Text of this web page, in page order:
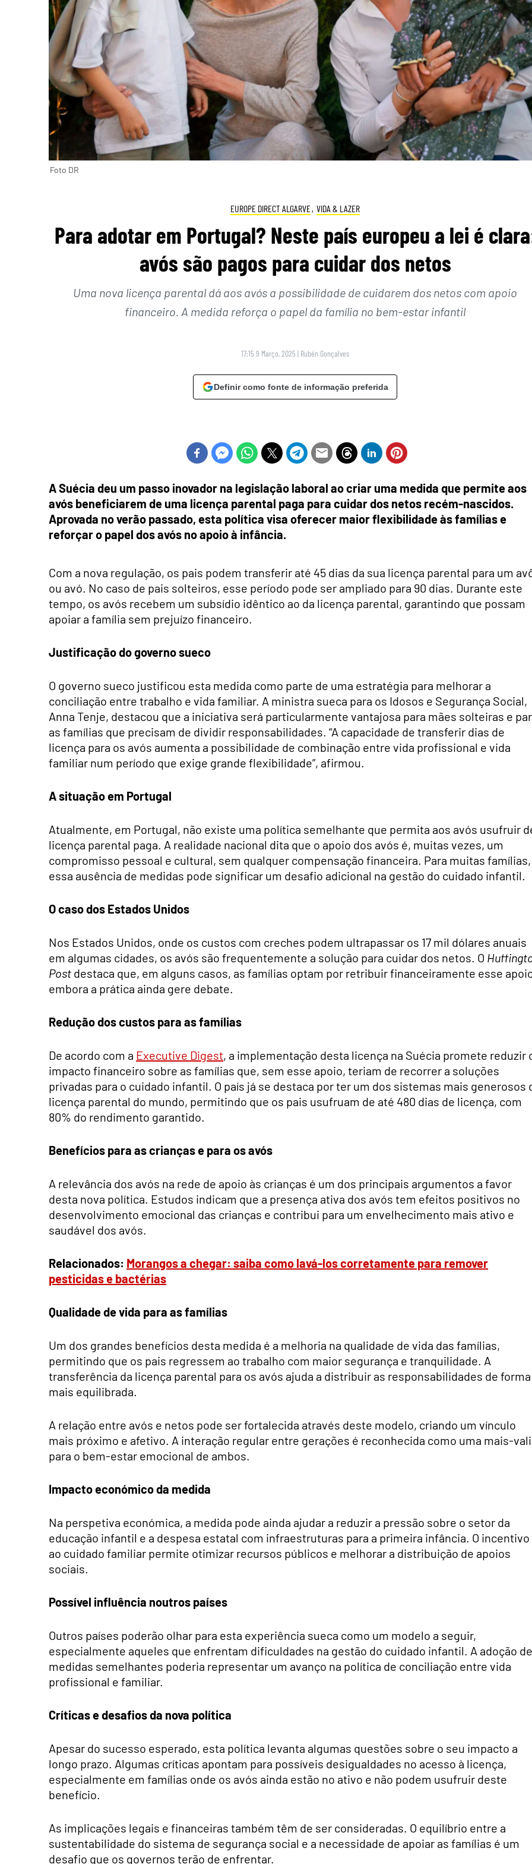
Foto DR
EUROPE DIRECT ALGARVE, VIDA & LAZER
Para adotar em Portugal? Neste país europeu a lei é
avós são pagos para cuidar dos netos
Uma nova licença parental dá aos avós a possibilidade de cuidarem dos netos com apoio
financeiro. A medida reforça o papel da família no bem-estar infantil
17:15 9 Março, 2025 | Rubén Gonçalves
Definir como fonte de informação preferida
A Suécia deu um passo inovador na legislação laboral ao criar uma medida que permite aos
avós beneficiarem de uma licença parental paga para cuidar dos netos recém-nascidos.
Aprovada no verão passado, esta política visa oferecer maior flexibilidade às famílias e
reforçar o papel dos avós no apoio à infância.
Com a nova regulação, os pais podem transferir até 45 dias da sua licença parental para um
ou avó. No caso de pais solteiros, esse período pode ser ampliado para 90 dias. Durante este
tempo, os avós recebem um subsídio idêntico ao da licença parental, garantindo que possam
apoiar a família sem prejuízo financeiro.
Justificação do governo sueco
O governo sueco justificou esta medida como parte de uma estratégia para melhorar a
conciliação entre trabalho e vida familiar. A ministra sueca para os Idosos e Segurança Social,
Anna Tenje, destacou que a iniciativa será particularmente vantajosa para mães solteiras e
as famílias que precisam de dividir responsabilidades. “A capacidade de transferir dias de
licença para os avós aumenta a possibilidade de combinação entre vida profissional e vida
familiar num período que exige grande flexibilidade”, afirmou.
A situação em Portugal
Atualmente, em Portugal, não existe uma política semelhante que permita aos avós usufruir
licença parental paga. A realidade nacional dita que o apoio dos avós é, muitas vezes, um
compromisso pessoal e cultural, sem qualquer compensação financeira. Para muitas famílias,
essa ausência de medidas pode significar um desafio adicional na gestão do cuidado infantil.
O caso dos Estados Unidos
Nos Estados Unidos, onde os custos com creches podem ultrapassar os 17 mil dólares anuais
em algumas cidades, os avós são frequentemente a solução para cuidar dos netos. O
Post destaca que, em alguns casos, as famílias optam por retribuir financeiramente esse
embora a prática ainda gere debate.
Redução dos custos para as famílias
De acordo com a Executive Digest, a implementação desta licença na Suécia promete reduzir
impacto financeiro sobre as famílias que, sem esse apoio, teriam de recorrer a soluções
privadas para o cuidado infantil. O país já se destaca por ter um dos sistemas mais generosos
licença parental do mundo, permitindo que os pais usufruam de até 480 dias de licença, com
80% do rendimento garantido.
Benefícios para as crianças e para os avós
A relevância dos avós na rede de apoio às crianças é um dos principais argumentos a favor
desta nova política. Estudos indicam que a presença ativa dos avós tem efeitos positivos no
desenvolvimento emocional das crianças e contribui para um envelhecimento mais ativo e
saudável dos avós.
Relacionados: Morangos a chegar: saiba como lavá-los corretamente para remover
pesticidas e bactérias
Qualidade de vida para as famílias
Um dos grandes benefícios desta medida é a melhoria na qualidade de vida das famílias,
permitindo que os pais regressem ao trabalho com maior segurança e tranquilidade. A
transferência da licença parental para os avós ajuda a distribuir as responsabilidades de forma
mais equilibrada.
A relação entre avós e netos pode ser fortalecida através deste modelo, criando um vínculo
mais próximo e afetivo. A interação regular entre gerações é reconhecida como uma mais-
para o bem-estar emocional de ambos.
Impacto económico da medida
Na perspetiva económica, a medida pode ainda ajudar a reduzir a pressão sobre o setor da
educação infantil e a despesa estatal com infraestruturas para a primeira infância. O incentivo
ao cuidado familiar permite otimizar recursos públicos e melhorar a distribuição de apoios
sociais.
Possível influência noutros países
Outros países poderão olhar para esta experiência sueca como um modelo a seguir,
especialmente aqueles que enfrentam dificuldades na gestão do cuidado infantil. A adoção de
medidas semelhantes poderia representar um avanço na política de conciliação entre vida
profissional e familiar.
Críticas e desafios da nova política
Apesar do sucesso esperado, esta política levanta algumas questões sobre o seu impacto a
longo prazo. Algumas críticas apontam para possíveis desigualdades no acesso à licença,
especialmente em famílias onde os avós ainda estão no ativo e não podem usufruir deste
benefício.
As implicações legais e financeiras também têm de ser consideradas. O equilíbrio entre a
sustentabilidade do sistema de segurança social e a necessidade de apoiar as famílias é um
desafio que os governos terão de enfrentar.